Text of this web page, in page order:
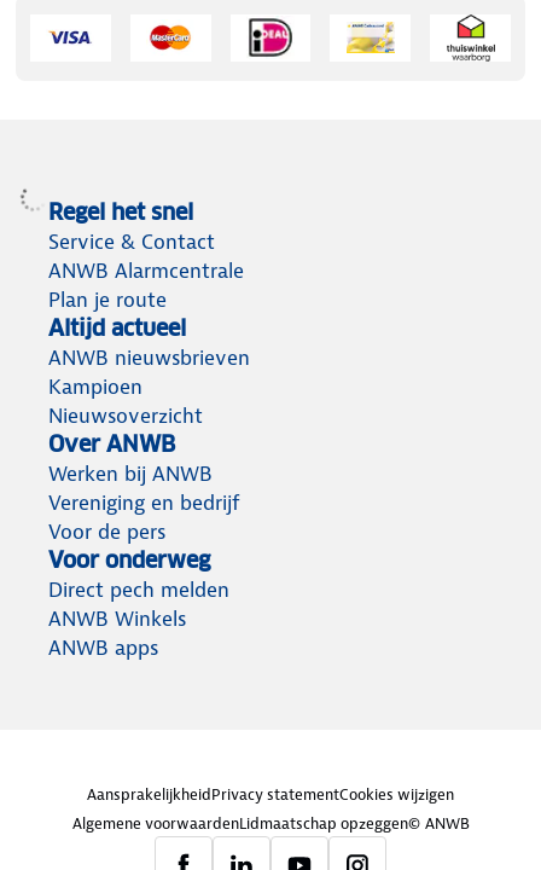
Regel het snel
Service & Contact
ANWB Alarmcentrale
Plan je route
Altijd actueel
ANWB nieuwsbrieven
Kampioen
Nieuwsoverzicht
Over ANWB
Werken bij ANWB
Vereniging en bedrijf
Voor de pers
Voor onderweg
Direct pech melden
ANWB Winkels
ANWB apps
AansprakelijkheidPrivacy statementCookies wijzigen
Algemene voorwaardenLidmaatschap opzeggen© ANWB